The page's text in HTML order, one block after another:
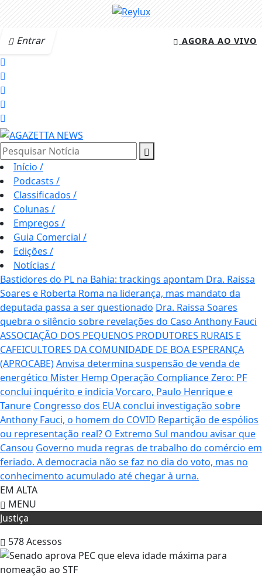
Entrar AGORA AO VIVO
Pesquisar Notícia
Início /
Podcasts /
Classificados /
Colunas /
Empregos /
Guia Comercial /
Edições /
Notícias /
Bastidores do PL na Bahia: trackings apontam Dra. Raissa
Soares e Roberta Roma na liderança, mas mandato da
deputada passa a ser questionado Dra. Raissa Soares
quebra o silêncio sobre revelações do Caso Anthony Fauci
ASSOCIAÇÃO DOS PEQUENOS PRODUTORES RURAIS E
CAFEICULTORES DA COMUNIDADE DE BOA ESPERANÇA
(APROCABE)Anvisa determina suspensão de venda de
energético Mister Hemp Operação Compliance Zero: PF
conclui inquérito e indicia Vorcaro, Paulo Henrique e
Tanure Congresso dos EUA conclui investigação sobre
Anthony Fauci, o homem do COVID Repartição de espólios
ou representação real? O Extremo Sul mandou avisar que
Cansou Governo muda regras de trabalho do comércio em
feriado. A democracia não se faz no dia do voto, mas no
conhecimento acumulado até chegar à urna.
EM ALTA
MENU
Justiça
578Acessos